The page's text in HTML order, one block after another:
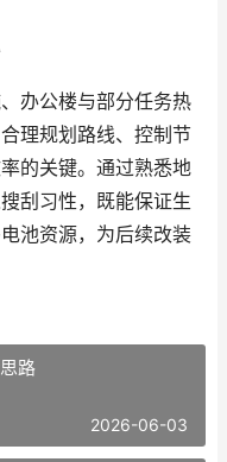
办公楼与部分任务热
理规划路线、控制节
的关键。通过熟悉地
刮习性，既能保证生
池资源，为后续改装
路
2026-06-03